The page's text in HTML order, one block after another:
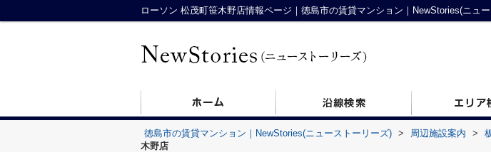
ローソン 松茂町笹木野店情報ページ｜徳島市の賃貸マンション｜NewStories(ニュ
徳島市の賃貸マンション｜NewStories(ニューストーリーズ) > 周辺施設案内 >
木野店